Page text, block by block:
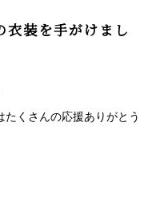
衣装を手がけまし
くさんの応援ありがとう